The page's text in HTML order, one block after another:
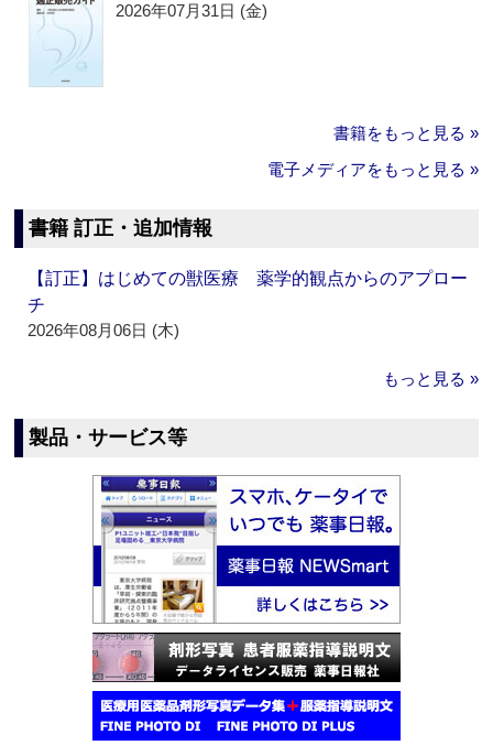
2026年07月31日 (金)
書籍をもっと見る »
電子メディアをもっと見る »
書籍 訂正・追加情報
【訂正】はじめての獣医療 薬学的観点からのアプロー
チ
2026年08月06日 (木)
もっと見る »
製品・サービス等